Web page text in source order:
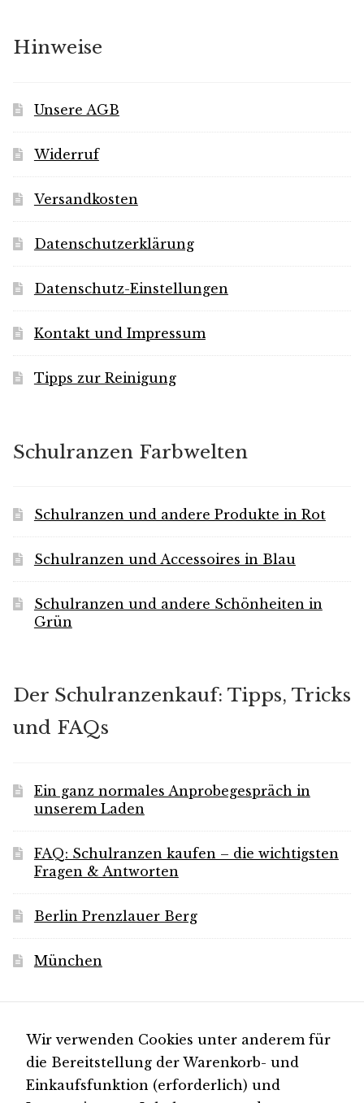
Hinweise
Unsere AGB
Widerruf
Versandkosten
Datenschutzerklärung
Datenschutz-Einstellungen
Kontakt und Impressum
Tipps zur Reinigung
Schulranzen Farbwelten
Schulranzen und andere Produkte in Rot
Schulranzen und Accessoires in Blau
Schulranzen und andere Schönheiten in
Grün
Der Schulranzenkauf: Tipps, Tricks
und FAQs
Ein ganz normales Anprobegespräch in
unserem Laden
FAQ: Schulranzen kaufen – die wichtigsten
Fragen & Antworten
Berlin Prenzlauer Berg
München
Für Neuigkeiten
Folgen Sie uns auf
Wir verwenden Cookies unter anderem für
die Bereitstellung der Warenkorb- und
Einkaufsfunktion (erforderlich) und